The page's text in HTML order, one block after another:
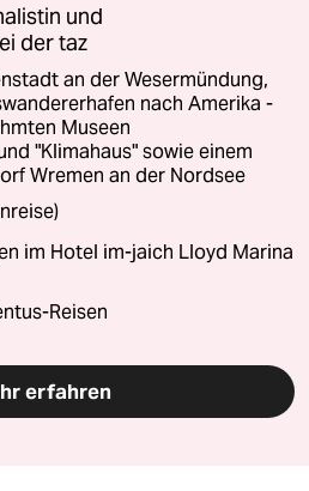
und
der taz
an der Wesermündung,
nach Amerika -
Museen
"Klimahaus" sowie einem
Wremen an der Nordsee
im Hotel im-jaich Lloyd Marina
Reisen
erfahren